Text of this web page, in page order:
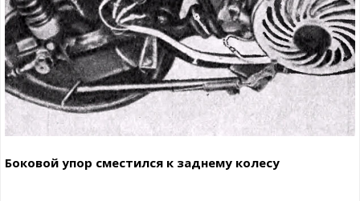
Боковой упор сместился к заднему колесу